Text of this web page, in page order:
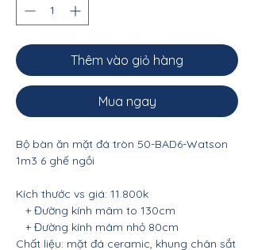
Thêm vào giỏ hàng
Mua ngay
Bộ bàn ăn mặt đá tròn 50-BAD6-Watson
1m3 6 ghế ngồi
Kích thước vs giá: 11.800k
+ Đường kính mâm to 130cm
+ Đường kính mâm nhỏ 80cm
Chất liệu: mặt đá ceramic, khung chân sắt